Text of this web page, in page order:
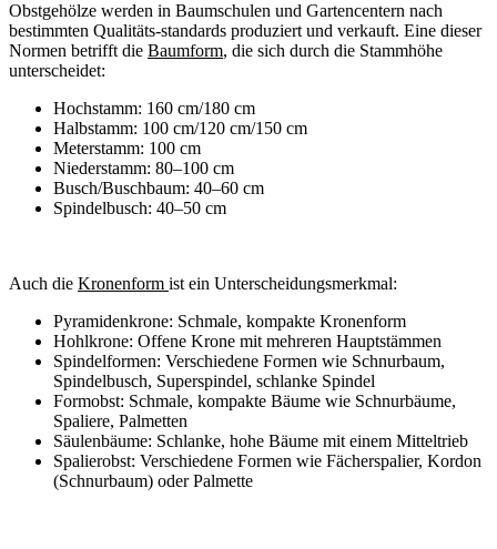
Obstgehölze werden in Baumschulen und Gartencentern nach
bestimmten Qualitäts-standards produziert und verkauft. Eine dieser
Normen betrifft die Baumform, die sich durch die Stammhöhe
unterscheidet:
Hochstamm: 160 cm/180 cm
Halbstamm: 100 cm/120 cm/150 cm
Meterstamm: 100 cm
Niederstamm: 80–100 cm
Busch/Buschbaum: 40–60 cm
Spindelbusch: 40–50 cm
Auch die Kronenform ist ein Unterscheidungsmerkmal:
Pyramidenkrone: Schmale, kompakte Kronenform
Hohlkrone: Offene Krone mit mehreren Hauptstämmen
Spindelformen: Verschiedene Formen wie Schnurbaum,
Spindelbusch, Superspindel, schlanke Spindel
Formobst: Schmale, kompakte Bäume wie Schnurbäume,
Spaliere, Palmetten
Säulenbäume: Schlanke, hohe Bäume mit einem Mitteltrieb
Spalierobst: Verschiedene Formen wie Fächerspalier, Kordon
(Schnurbaum) oder Palmette